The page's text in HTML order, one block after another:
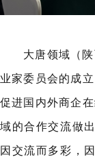
大唐领域（
业家委员会的成
促进国内外商企
域的合作交流做
因交流而多彩，